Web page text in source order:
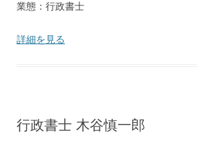
業態：行政書士
詳細を見る
行政書士 木谷慎一郎